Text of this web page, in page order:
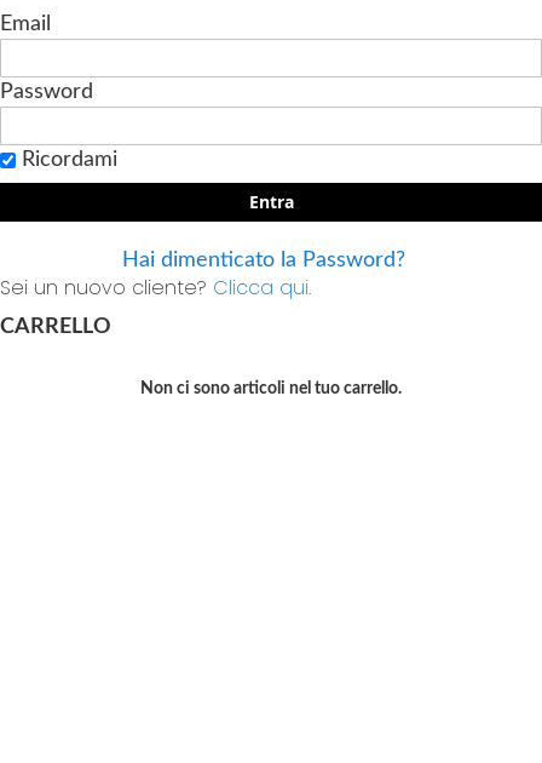
Email
Password
Ricordami
Entra
Hai dimenticato la Password?
Sei un nuovo cliente? Clicca qui.
CARRELLO
Non ci sono articoli nel tuo carrello.